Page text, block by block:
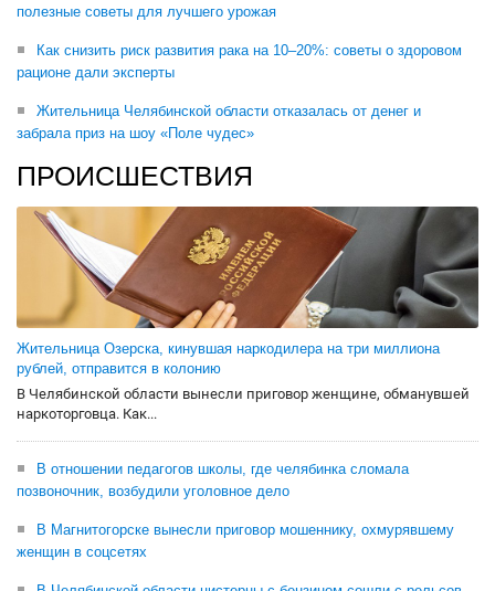
полезные советы для лучшего урожая
Как снизить риск развития рака на 10–20%: советы о здоровом
рационе дали эксперты
Жительница Челябинской области отказалась от денег и
забрала приз на шоу «Поле чудес»
ПРОИСШЕСТВИЯ
Жительница Озерска, кинувшая наркодилера на три миллиона
рублей, отправится в колонию
В Челябинской области вынесли приговор женщине, обманувшей
наркоторговца. Как...
В отношении педагогов школы, где челябинка сломала
позвоночник, возбудили уголовное дело
В Магнитогорске вынесли приговор мошеннику, охмурявшему
женщин в соцсетях